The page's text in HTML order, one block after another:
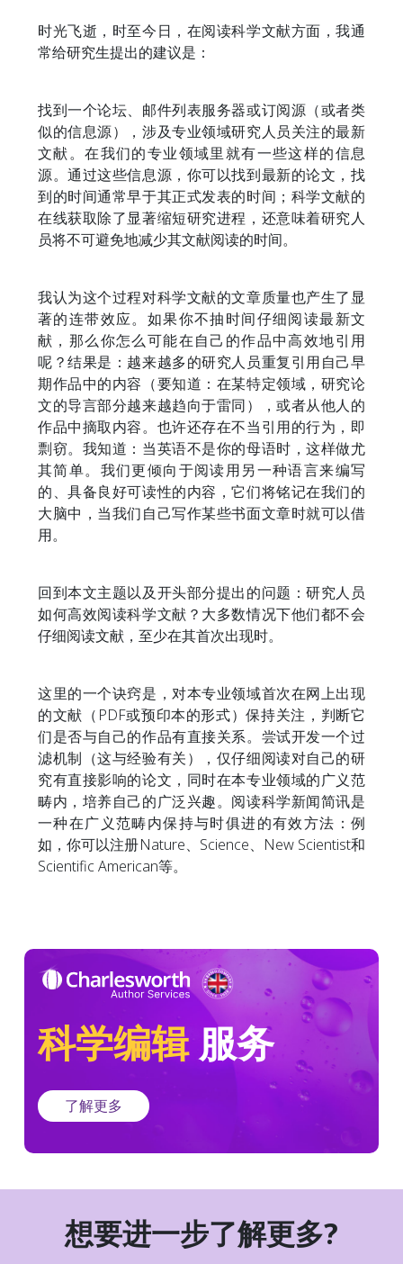
时光飞逝，时至今日，在阅读科学文献方面，我通
常给研究生提出的建议是：
找到一个论坛、邮件列表服务器或订阅源（或者类
似的信息源），涉及专业领域研究人员关注的最新
文献。在我们的专业领域里就有一些这样的信息
源。通过这些信息源，你可以找到最新的论文，找
到的时间通常早于其正式发表的时间；科学文献的
在线获取除了显著缩短研究进程，还意味着研究人
员将不可避免地减少其文献阅读的时间。
我认为这个过程对科学文献的文章质量也产生了显
著的连带效应。如果你不抽时间仔细阅读最新文
献，那么你怎么可能在自己的作品中高效地引用
呢？结果是：越来越多的研究人员重复引用自己早
期作品中的内容（要知道：在某特定领域，研究论
文的导言部分越来越趋向于雷同），或者从他人的
作品中摘取内容。也许还存在不当引用的行为，即
剽窃。我知道：当英语不是你的母语时，这样做尤
其简单。我们更倾向于阅读用另一种语言来编写
的、具备良好可读性的内容，它们将铭记在我们的
大脑中，当我们自己写作某些书面文章时就可以借
用。
回到本文主题以及开头部分提出的问题：研究人员
如何高效阅读科学文献？大多数情况下他们都不会
仔细阅读文献，至少在其首次出现时。
这里的一个诀窍是，对本专业领域首次在网上出现
的文献（PDF或预印本的形式）保持关注，判断它
们是否与自己的作品有直接关系。尝试开发一个过
滤机制（这与经验有关），仅仔细阅读对自己的研
究有直接影响的论文，同时在本专业领域的广义范
畴内，培养自己的广泛兴趣。阅读科学新闻简讯是
一种在广义范畴内保持与时俱进的有效方法：例
如，你可以注册Nature、Science、New Scientist和
Scientific American等。
科学编辑服务
了解更多
想要进一步了解更多?